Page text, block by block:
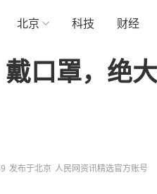
北京 科技 财经
口罩，绝
发布于北京 人民网资讯精选官方账号